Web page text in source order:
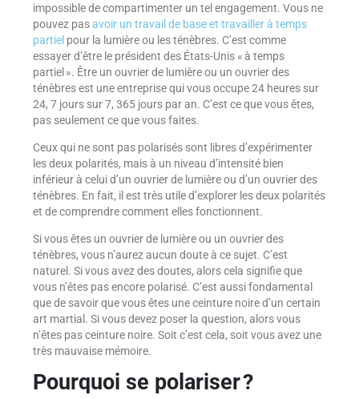
impossible de compartimenter un tel engagement. Vous ne
pouvez pasavoir un travail de base et travailler à temps
partiel pour la lumière ou les ténèbres. C’est comme
essayer d’être le président des États-Unis « à temps
partiel ». Être un ouvrier de lumière ou un ouvrier des
ténèbres est une entreprise qui vous occupe 24 heures sur
24, 7 jours sur 7, 365 jours par an. C’est ce que vous êtes,
pas seulement ce que vous faites.
Ceux qui ne sont pas polarisés sont libres d’expérimenter
les deux polarités, mais à un niveau d’intensité bien
inférieur à celui d’un ouvrier de lumière ou d’un ouvrier des
ténèbres. En fait, il est très utile d’explorer les deux polarités
et de comprendre comment elles fonctionnent.
Si vous êtes un ouvrier de lumière ou un ouvrier des
ténèbres, vous n’aurez aucun doute à ce sujet. C’est
naturel. Si vous avez des doutes, alors cela signifie que
vous n’êtes pas encore polarisé. C’est aussi fondamental
que de savoir que vous êtes une ceinture noire d’un certain
art martial. Si vous devez poser la question, alors vous
n’êtes pas ceinture noire. Soit c’est cela, soit vous avez une
très mauvaise mémoire.
Pourquoi se polariser ?